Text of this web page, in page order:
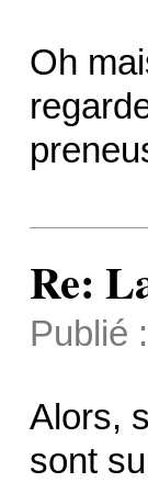
Oh
Re:
Publié :
Alors,
sont